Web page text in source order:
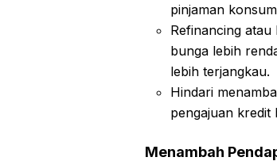
pinjaman
Refinancing
bunga lebih
lebih terjangkau.
Hindari
pengajuan kredit
Menambah